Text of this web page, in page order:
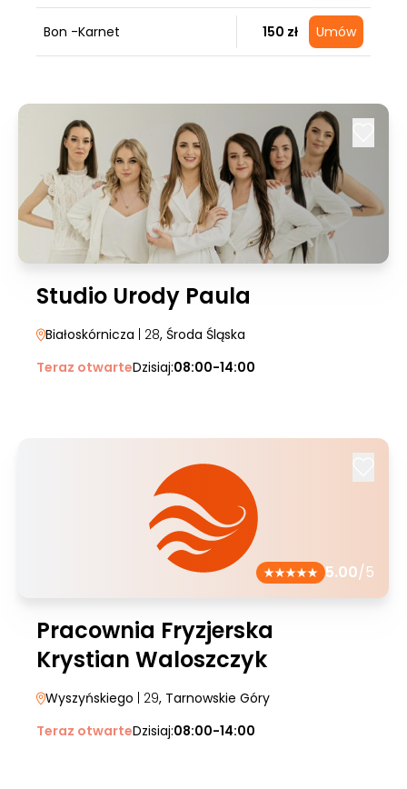
Bon -Karnet 150 zł Umów
Studio Urody Paula
Białoskórnicza | 28, Środa Śląska
Teraz otwarteDzisiaj:08:00-14:00
5.00/5
Pracownia Fryzjerska
Krystian Waloszczyk
Wyszyńskiego | 29, Tarnowskie Góry
Teraz otwarteDzisiaj:08:00-14:00